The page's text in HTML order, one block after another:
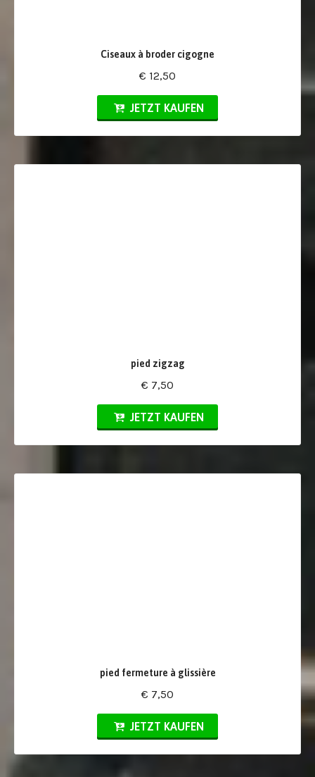
Ciseaux à broder cigogne
€ 12,50
JETZT KAUFEN
pied zigzag
€ 7,50
JETZT KAUFEN
pied fermeture à glissière
€ 7,50
JETZT KAUFEN